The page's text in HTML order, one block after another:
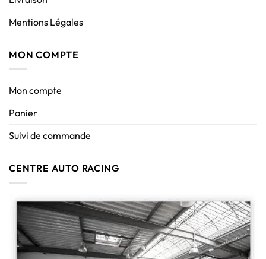
Mentions Légales
MON COMPTE
Mon compte
Panier
Suivi de commande
CENTRE AUTO RACING